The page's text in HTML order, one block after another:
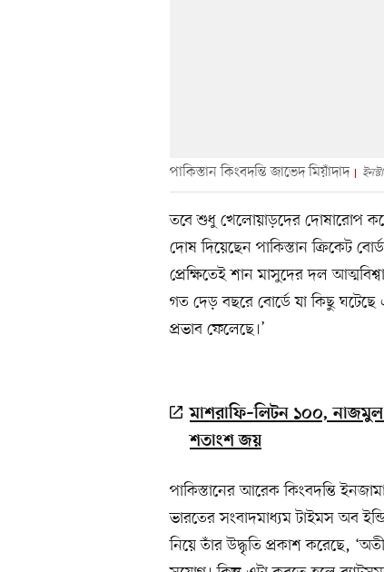
পাকিস্তান কিংবদন্তি জাভেদ মিয়াঁদাদ
তবে শুধু খেলোয়াড়দের দোষারোপ
দোষ দিয়েছেন পাকিস্তান ক্রিকেট
প্রেক্ষিতেই শান মাসুদের দল
গত দেড় বছরে বোর্ডে যা কিছু
প্রভাব ফেলেছে।’
মাশরাফি–লিটন ১০০,
শতাংশ জয়
পাকিস্তানের আরেক কিংবদন্তি
ভারতের সংবাদমাধ্যম টাইমস অব
নিয়ে তাঁর উদ্ধৃতি প্রকাশ করেছে,